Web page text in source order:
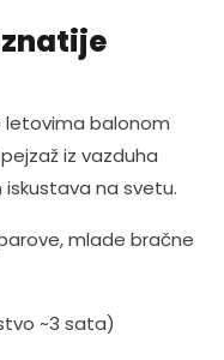
letovima balonom
iz vazduha
iskustava na svetu.
mlade bračne
~3 sata)